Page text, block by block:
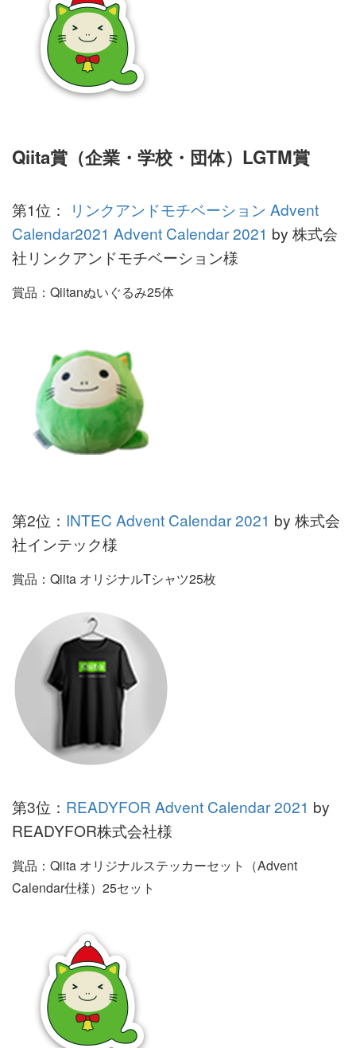
Qiita賞（企業・学校・団体）LGTM賞
第1位：
リンクアンドモチベーション Advent
Calendar2021 Advent Calendar 2021 by 株式会
社リンクアンドモチベーション様
賞品：Qiitanぬいぐるみ25体
第2位： INTEC Advent Calendar 2021 by 株式会
社インテック様
賞品：Qiita オリジナルTシャツ25枚
第3位： READYFOR Advent Calendar 2021 by
READYFOR株式会社様
賞品：Qiita オリジナルステッカーセット（Advent
Calendar仕様）25セット